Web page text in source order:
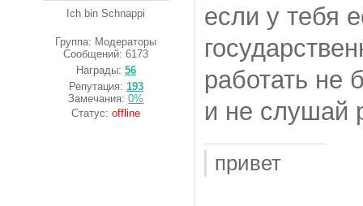
Ich bin Schnappi
Группа: Модераторы
Сообщений:6173
Награды: 56
Репутация: 193
Замечания:0%
Статус:offline
если у тебя
работать не
и не слушай
привет